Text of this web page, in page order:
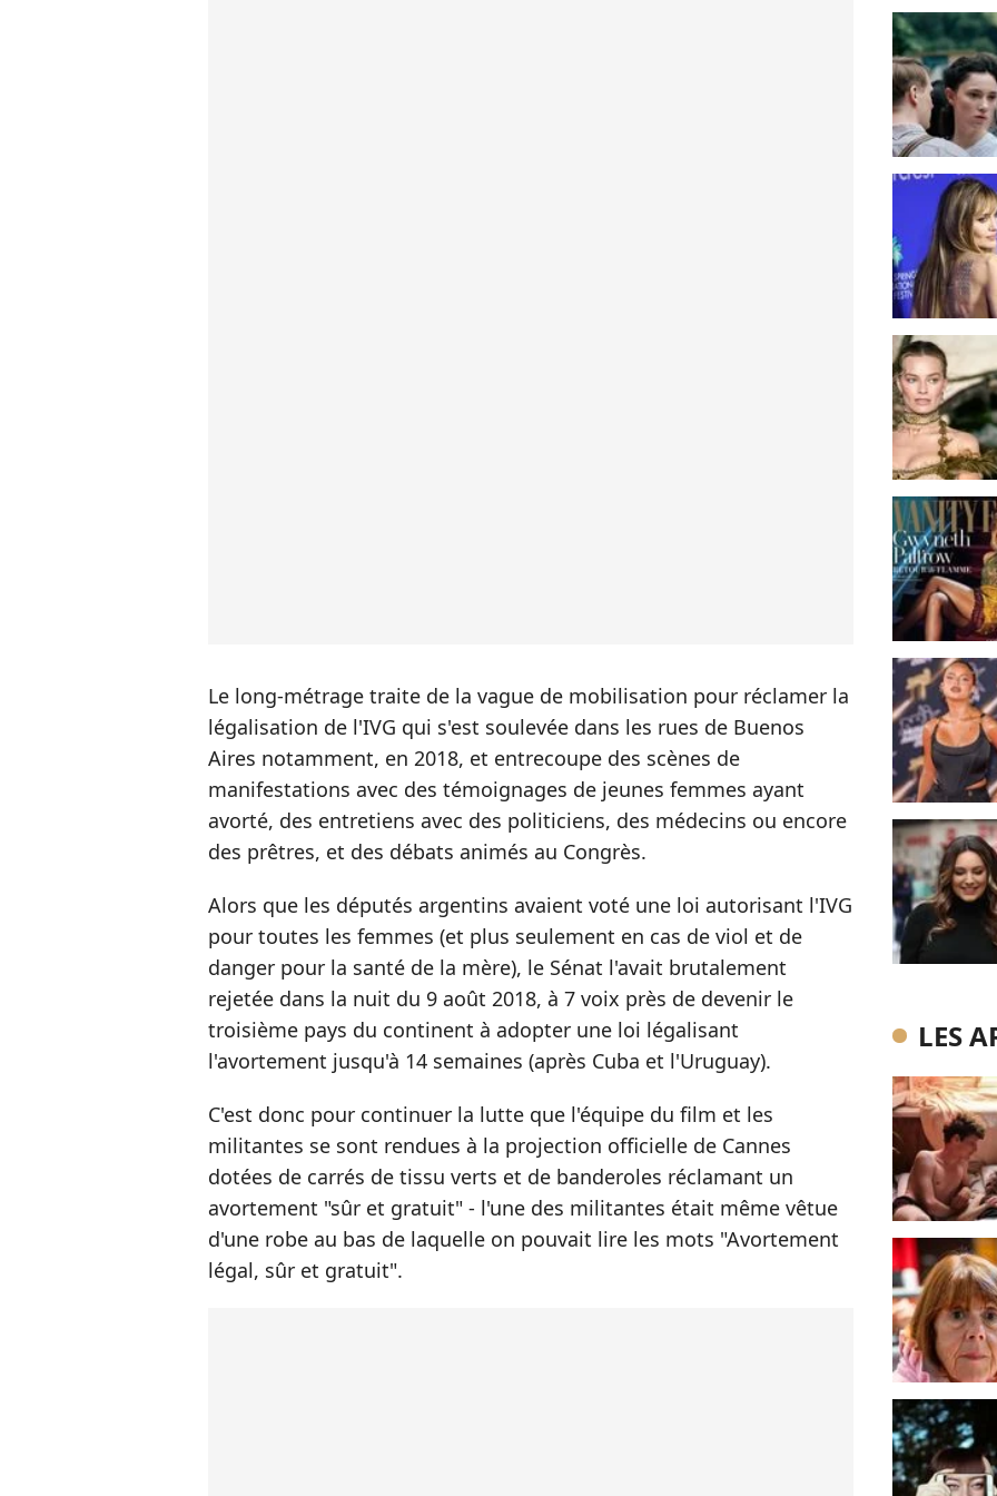
Le long-métrage traite de la vague de mobilisation pour réclamer la
légalisation de l'IVG qui s'est soulevée dans les rues de Buenos
Aires notamment, en 2018, et entrecoupe des scènes de
manifestations avec des témoignages de jeunes femmes ayant
avorté, des entretiens avec des politiciens, des médecins ou encore
des prêtres, et des débats animés au Congrès.
Alors que les députés argentins avaient voté une loi autorisant l'IVG
pour toutes les femmes (et plus seulement en cas de viol et de
danger pour la santé de la mère), le Sénat l'avait brutalement
rejetée dans la nuit du 9 août 2018, à 7 voix près de devenir le
troisième pays du continent à adopter une loi légalisant
l'avortement jusqu'à 14 semaines (après Cuba et l'Uruguay).
C'est donc pour continuer la lutte que l'équipe du film et les
militantes se sont rendues à la projection officielle de Cannes
dotées de carrés de tissu verts et de banderoles réclamant un
avortement "sûr et gratuit" - l'une des militantes était même vêtue
d'une robe au bas de laquelle on pouvait lire les mots "Avortement
légal, sûr et gratuit".
LES